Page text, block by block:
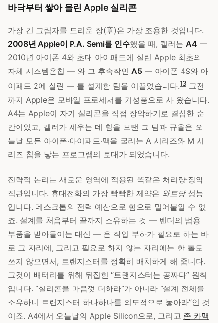
바닥부터 쌓아 올린 Apple 실리콘
가장 긴 그림자를 드리운 장(章)은 가장 조용한 것입니다.
2008년 Apple이 P.A. Semi를 인수했을 때, 켈러는 A4 —
2010년 아이폰 4와 초대 아이패드에 실린 Apple 최초의
자체 시스템온칩 — 와 그 후속작인 A5 — 아이폰 4S와 아
이패드 2에 실린 — 를 설계한 팀을 이끌었습니다.13 그전
까지 Apple은 모바일 프로세서를 기성품으로 사 왔습니다.
A4는 Apple이 자기 실리콘을 직접 장악하기로 결심한 순
간이었고, 켈러가 세우는 데 힘을 보탠 그 팀과 규율은 오
늘날 모든 아이폰·아이패드·맥을 굴리는 A 시리즈와 M 시
리즈 칩을 낳는 프로그램의 토대가 되었습니다.
전략적 논리는 새로운 영역에 적용된 똑같은 처리량·장악
직관입니다. 휴대전화의 가장 빡빡한 제약은 와트당성능
입니다. 데스크톱의 전력 예산으로 힘으로 밀어붙일 수 없
죠. 설계를 처음부터 끝까지 소유하는 것 — 벤더의 범용
부품을 받아들이는 대신 — 은 작업 부하가 필요로 하는 바
로 그 자리에, 그리고 필요로 하지 않는 자리에는 한 톨도
쓰지 않으면서, 트랜지스터를 정확히 배치하게 해 줍니다.
그것이 배터리를 위해 뒤집힌 “트랜지스터는 공짜다” 원칙
입니다. “실리콘을 마음껏 더하라”가 아니라 “설계 전체를
소유하니 트랜지스터 하나하나를 의도적으로 놓아라”인 것
이죠. A4에서 오늘날의 Apple Silicon으로, 그리고 존 카맥